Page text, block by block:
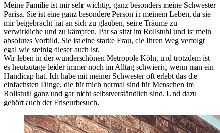
Meine Familie ist mir sehr wichtig, ganz besonders meine Schwester
Parisa. Sie ist eine ganz besondere Person in meinem Leben, da sie
mir beigebracht hat an sich zu glauben, seine Träume zu
verwirkliche und zu kämpfen. Parisa sitzt im Rollstuhl und ist mein
absolutes Vorbild. Sie ist eine starke Frau, die Ihren Weg verfolgt
egal wie steinig dieser auch ist.
Wir leben in der wunderschönen Metropole Köln, und trotzdem ist
es heutzutage leider immer noch im Alltag schwierig, wenn man ein
Handicap hat. Ich habe mit meiner Schwester oft erlebt das die
einfachsten Dinge, die für mich normal sind für Menschen im
Rollstuhl ganz und gar nicht selbstverständlich sind. Und dazu
gehört auch der Friseurbesuch.